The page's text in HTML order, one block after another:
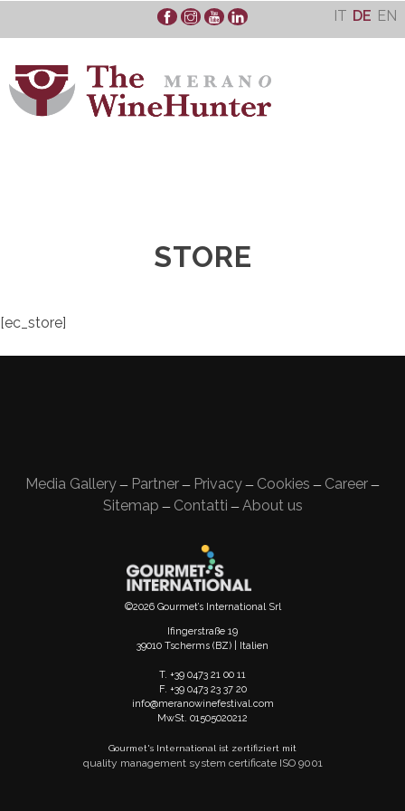
IT DE EN
STORE
[ec_store]
Media Gallery — Partner — Privacy — Cookies — Career —
Sitemap — Contatti — About us
©2026 Gourmet’s International Srl
Ifingerstraße 19
39010 Tscherms (BZ) | Italien
T. +39 0473 21 00 11
F. +39 0473 23 37 20
info@meranowinefestival.com
MwSt. 01505020212
Gourmet's International ist zertifiziert mit
quality management system certificate ISO 9001